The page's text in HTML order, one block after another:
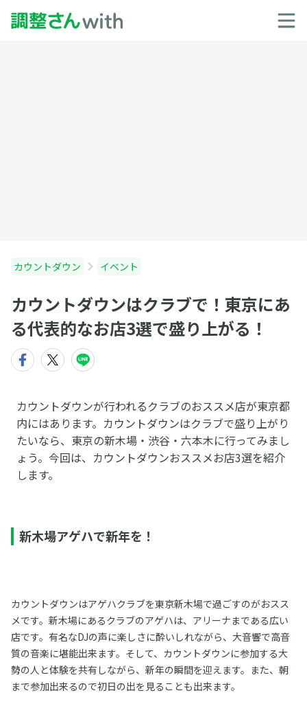
カウントダウン イベント
カウントダウンはクラブで！東京にあ
る代表的なお店3選で盛り上がる！
カウントダウンが行われるクラブのおススメ店が東京都
内にはあります。カウントダウンはクラブで盛り上がり
たいなら、東京の新木場・渋谷・六本木に行ってみまし
ょう。今回は、カウントダウンおススメお店3選を紹介
します。
新木場アゲハで新年を！
カウントダウンはアゲハクラブを東京新木場で過ごすのがおスス
メです。新木場にあるクラブのアゲハは、アリーナまである広い
店です。有名なDJの声に楽しさに酔いしれながら、大音響で高音
質の音楽に堪能出来ます。そして、カウントダウンに参加する大
勢の人と体験を共有しながら、新年の瞬間を迎えます。また、朝
まで参加出来るので初日の出を見ることも出来ます。